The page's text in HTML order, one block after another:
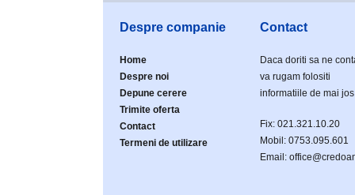
Despre companie
Home
Despre noi
Depune cerere
Trimite oferta
Contact
Termeni de utilizare
Contact
Daca doriti sa ne
va rugam folositi
informatiile de mai
Fix: 021.321.10.20
Mobil: 0753.095.601
Email: